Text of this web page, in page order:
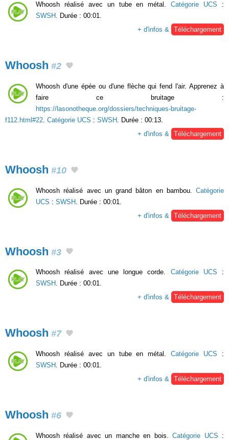
Whoosh réalisé avec un tube en métal.Catégorie UCS :
SWSH . Durée : 00:01.
+ d'infos & Téléchargement
Whoosh #2
Whoosh d'une épée ou d'une flèche qui fend l'air. Apprenez à
faire ce bruitage :
https://lasonotheque.org/dossiers/techniques-bruitage-
f112.html#22 Catégorie UCS : SWSH
. Durée : 00:13.
+ d'infos &
Téléchargement
Whoosh #10
Whoosh réalisé avec un grand bâton en bambou. Catégorie
UCS : SWSH . Durée : 00:01.
+ d'infos &
Téléchargement
Whoosh #3
Whoosh réalisé avec une longue corde. Catégorie UCS :
SWSH . Durée : 00:01.
+ d'infos & Téléchargement
Whoosh #7
Whoosh réalisé avec un tube en métal.Catégorie UCS :
SWSH
. Durée : 00:01.
+ d'infos &
Téléchargement
Whoosh #6
Whoosh réalisé avec un manche en bois.Catégorie UCS :